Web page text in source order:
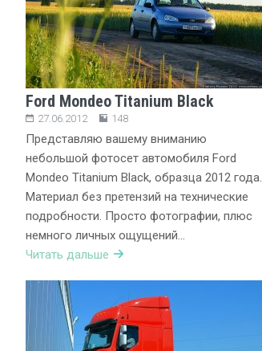
Ford Mondeo Titanium Black
27.06.2012 148
Представляю вашему вниманию
небольшой фотосет автомобиля Ford
Mondeo Titanium Black, образца 2012 года.
Материал без претензий на технические
подробности. Просто фотографии, плюс
немного личных ощущений…
Читать дальше